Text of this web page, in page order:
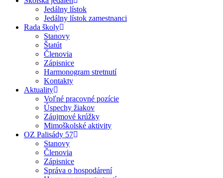
Jedálny lístok
Jedálny lístok zamestnanci
Rada školy
Stanovy
Štatút
Členovia
Zápisnice
Harmonogram stretnutí
Kontakty
Aktuality
Voľné pracovné pozície
Úspechy žiakov
Záujmové krúžky
Mimoškolské aktivity
OZ Palisády 57
Stanovy
Členovia
Zápisnice
Správa o hospodárení